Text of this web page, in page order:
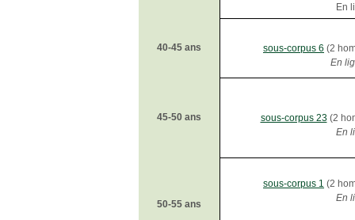
En
40-45 ans sous-corpus 6 (2
En
45-50 ans sous-corpus 23(2
En
50-55 ans
sous-corpus 1 (2
En